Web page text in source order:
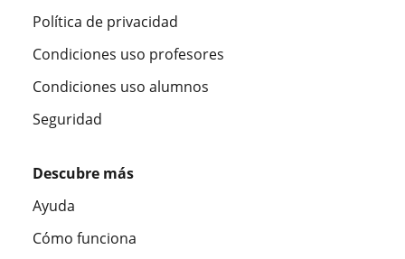
Política de privacidad
Condiciones uso profesores
Condiciones uso alumnos
Seguridad
Descubre más
Ayuda
Cómo funciona